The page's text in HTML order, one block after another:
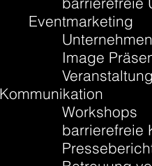
Eventmarketing
Unternehmens-
Image
Kommunikation
Workshops
barrierefreie